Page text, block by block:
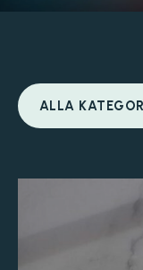
ALLA